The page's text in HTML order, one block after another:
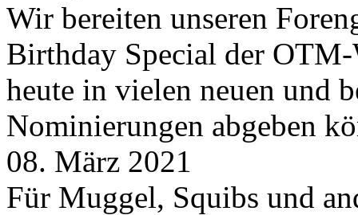
Wir bereiten unseren
Birthday Special der
heute in vielen neuen und
Nominierungen abgeben
08. März 2021
Für Muggel, Squibs und